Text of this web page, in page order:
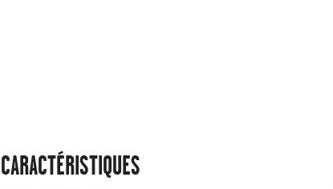
CARACTÉRISTIQUES